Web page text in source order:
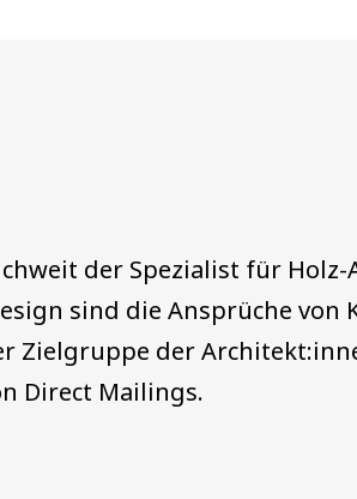
der Spezialist für
sind die Ansprüche von
Zielgruppe der
Direct Mailings.